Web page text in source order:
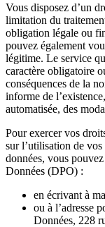
Vous disposez d’un
limitation du
obligation légale ou
pouvez également
légitime. Le service
caractère obligatoire
conséquences de la
informe de
automatisée, des
Pour exercer vos
sur l’utilisation de vos
données, vous
Données (DPO) :
en écrivant à
ou à l’adresse
Données, 228